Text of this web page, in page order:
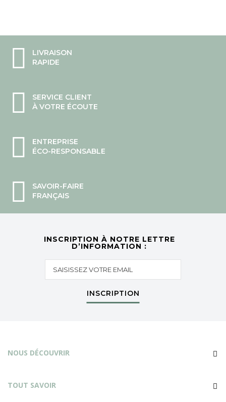
LIVRAISON
RAPIDE
SERVICE CLIENT
À VOTRE ÉCOUTE
ENTREPRISE
ÉCO-RESPONSABLE
SAVOIR-FAIRE
FRANÇAIS
INSCRIPTION À NOTRE LETTRE
D’INFORMATION :
INSCRIPTION
NOUS DÉCOUVRIR
TOUT SAVOIR